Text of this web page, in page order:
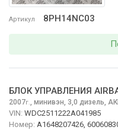
Артикул 8PH14NC03
БЛОК УПРАВЛЕНИЯ
2007г., минивэн, 3,0 дизель,
VIN: WDC2511222A041985
Номер: A1648207426,